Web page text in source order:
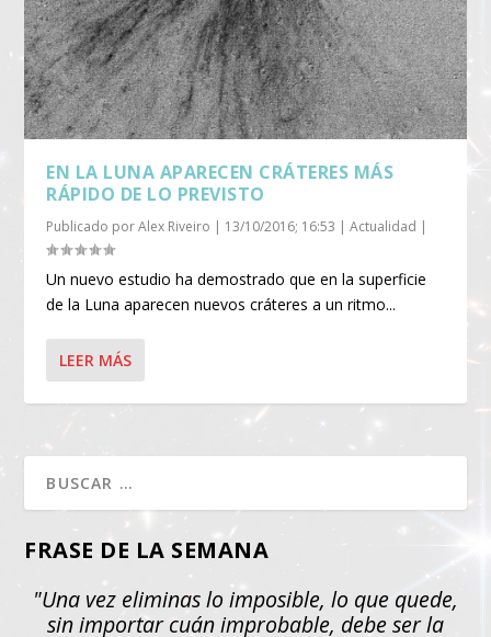
EN LA LUNA APARECEN CRÁTERES MÁS
RÁPIDO DE LO PREVISTO
Publicado porAlex Riveiro | 13/10/2016; 16:53 |Actualidad |
Un nuevo estudio ha demostrado que en la superficie
de la Luna aparecen nuevos cráteres a un ritmo...
LEER MÁS
FRASE DE LA SEMANA
"Una vez eliminas lo imposible, lo que quede,
sin importar cuán improbable, debe ser la